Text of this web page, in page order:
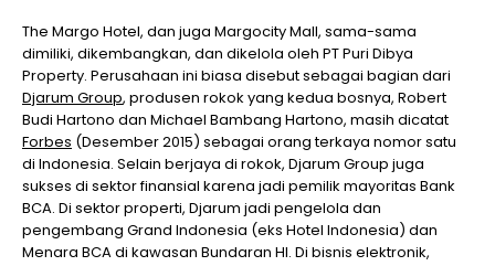
The Margo Hotel, dan juga Margocity Mall, sama-sama
dimiliki, dikembangkan, dan dikelola oleh PT Puri Dibya
Property. Perusahaan ini biasa disebut sebagai bagian dari
Djarum Group, produsen rokok yang kedua bosnya, Robert
Budi Hartono dan Michael Bambang Hartono, masih dicatat
Forbes (Desember 2015) sebagai orang terkaya nomor satu
di Indonesia. Selain berjaya di rokok, Djarum Group juga
sukses di sektor finansial karena jadi pemilik mayoritas Bank
BCA. Di sektor properti, Djarum jadi pengelola dan
pengembang Grand Indonesia (eks Hotel Indonesia) dan
Menara BCA di kawasan Bundaran HI. Di bisnis elektronik,